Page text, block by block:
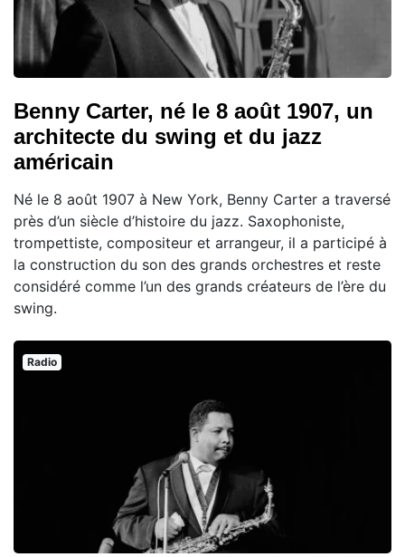
Benny Carter, né le 8 août 1907, un
architecte du swing et du jazz
américain
Né le 8 août 1907 à New York, Benny Carter a traversé
près d’un siècle d’histoire du jazz. Saxophoniste,
trompettiste, compositeur et arrangeur, il a participé à
la construction du son des grands orchestres et reste
considéré comme l’un des grands créateurs de l’ère du
swing.
Radio